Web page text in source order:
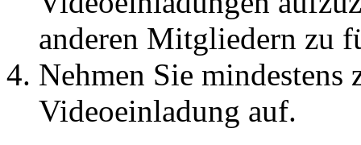
anderen Mitgliedern zu
Nehmen Sie
Videoeinladung auf.